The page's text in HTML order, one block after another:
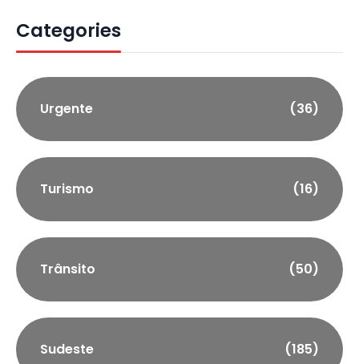
Categories
Urgente (36)
Turismo (16)
Trânsito (50)
Sudeste (185)